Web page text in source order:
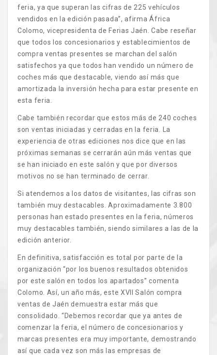
feria, ya que superan las cifras de 225 vehículos
vendidos en la edición pasada”, afirma África
Colomo, vicepresidenta de Ferias Jaén. Cabe reseñar
que todos los concesionarios y establecimientos de
compra ventas presentes se marchan del salón
satisfechos ya que todos han vendido un número de
coches más que destacable, viendo así más que
amortizada la inversión hecha para estar presente en
esta feria.
Cabe también recordar que estos más de 240 coches
son ventas iniciadas y cerradas en la feria. La
experiencia de otras ediciones nos dice que en las
próximas semanas se cerrarán aún más ventas que
se han iniciado en este salón y que por diversos
motivos no se han terminado de cerrar.
Si atendemos a los datos de visitantes, las cifras son
también muy destacables. Aproximadamente 3.800
personas han estado presentes en la feria, números
muy destacables también, siendo similares a las de la
edición anterior.
En definitiva, satisfacción es total por parte de la
organización “por los buenos resultados obtenidos
por este salón en todos los apartados” comenta
Colomo. Así, un año más, este XVII Salón compra
ventas de Jaén demuestra estar más que
consolidado. “Debemos recordar que ya antes de
comenzar la feria, el número de concesionarios y
marcas presentes era muy importante, demostrando
así que cada vez son más las empresas de